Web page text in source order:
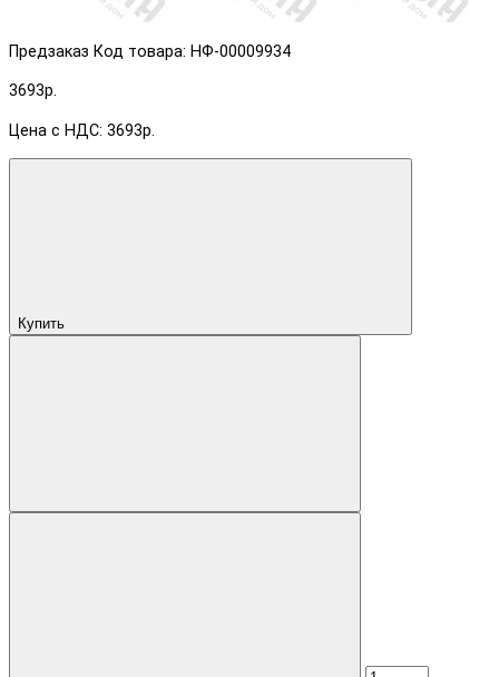
Предзаказ Код товара: НФ-00009934
3693р.
Цена с НДС: 3693р.
Купить